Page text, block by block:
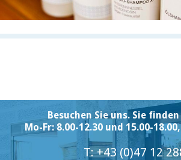
Besuchen Sie uns. Sie
Mo-Fr: 8.00-12.30 und 15.00-
T: +43 (0)47 12